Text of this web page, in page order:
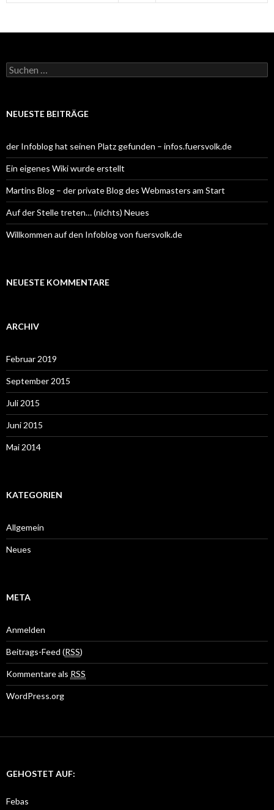
S
u
e
a
c
h
:
NEUESTE BEITRÄGE
der Infoblog hat seinen Platz gefunden – infos.fuersvolk.de
Ein eigenes Wiki wurde erstellt
Martins Blog – der private Blog des Webmasters am Start
Auf der Stelle treten… (nichts) Neues
Willkommen auf den Infoblog von fuersvolk.de
NEUESTE KOMMENTARE
ARCHIV
Februar 2019
September 2015
Juli 2015
Juni 2015
Mai 2014
KATEGORIEN
Allgemein
Neues
META
Anmelden
Beitrags-Feed (RSS)
Kommentare als RSS
WordPress.org
GEHOSTET AUF:
Febas